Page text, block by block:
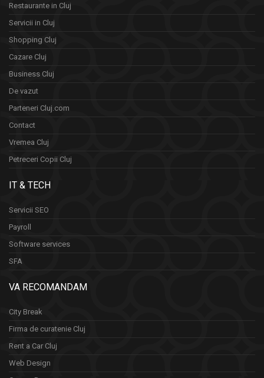
Restaurante in Cluj
Servicii in Cluj
Shopping Cluj
Cazare Cluj
Business Cluj
De vazut
Parteneri Cluj.com
Contact
Vremea Cluj
Petreceri Copii Cluj
IT & TECH
Servicii SEO
Payroll
Software services
SFA
VA RECOMANDAM
City Break
Firma de curatenie Cluj
Rent a Car Cluj
Web Design